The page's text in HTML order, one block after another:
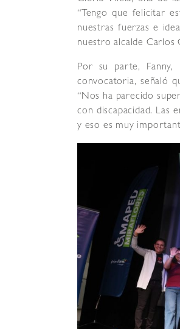
“Tengo que felicitar
nuestras fuerzas e
nuestro alcalde Carlos
Por su parte,
convocatoria, señaló
“Nos ha parecido
con discapacidad. Las
y eso es muy